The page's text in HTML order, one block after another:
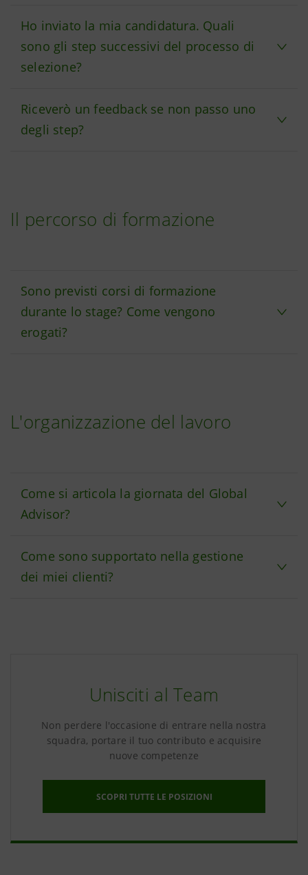
Ho inviato la mia candidatura. Quali
sono gli step successivi del processo di
selezione?
Riceverò un feedback se non passo uno
degli step?
Il percorso di formazione
Sono previsti corsi di formazione
durante lo stage? Come vengono
erogati?
L'organizzazione del lavoro
Come si articola la giornata del Global
Advisor?
Come sono supportato nella gestione
dei miei clienti?
Unisciti al Team
Non perdere l'occasione di entrare nella nostra
squadra, portare il tuo contributo e acquisire
nuove competenze
SCOPRI TUTTE LE POSIZIONI